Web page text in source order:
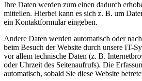
Ihre Daten werden zum einen dadurch
mitteilen. Hierbei kann es sich z. B. um
ein Kontaktformular eingeben.
Andere Daten werden automatisch oder
beim Besuch der Website durch unsere IT-
vor allem technische Daten (z. B.
oder Uhrzeit des Seitenaufrufs). Die
automatisch, sobald Sie diese Website